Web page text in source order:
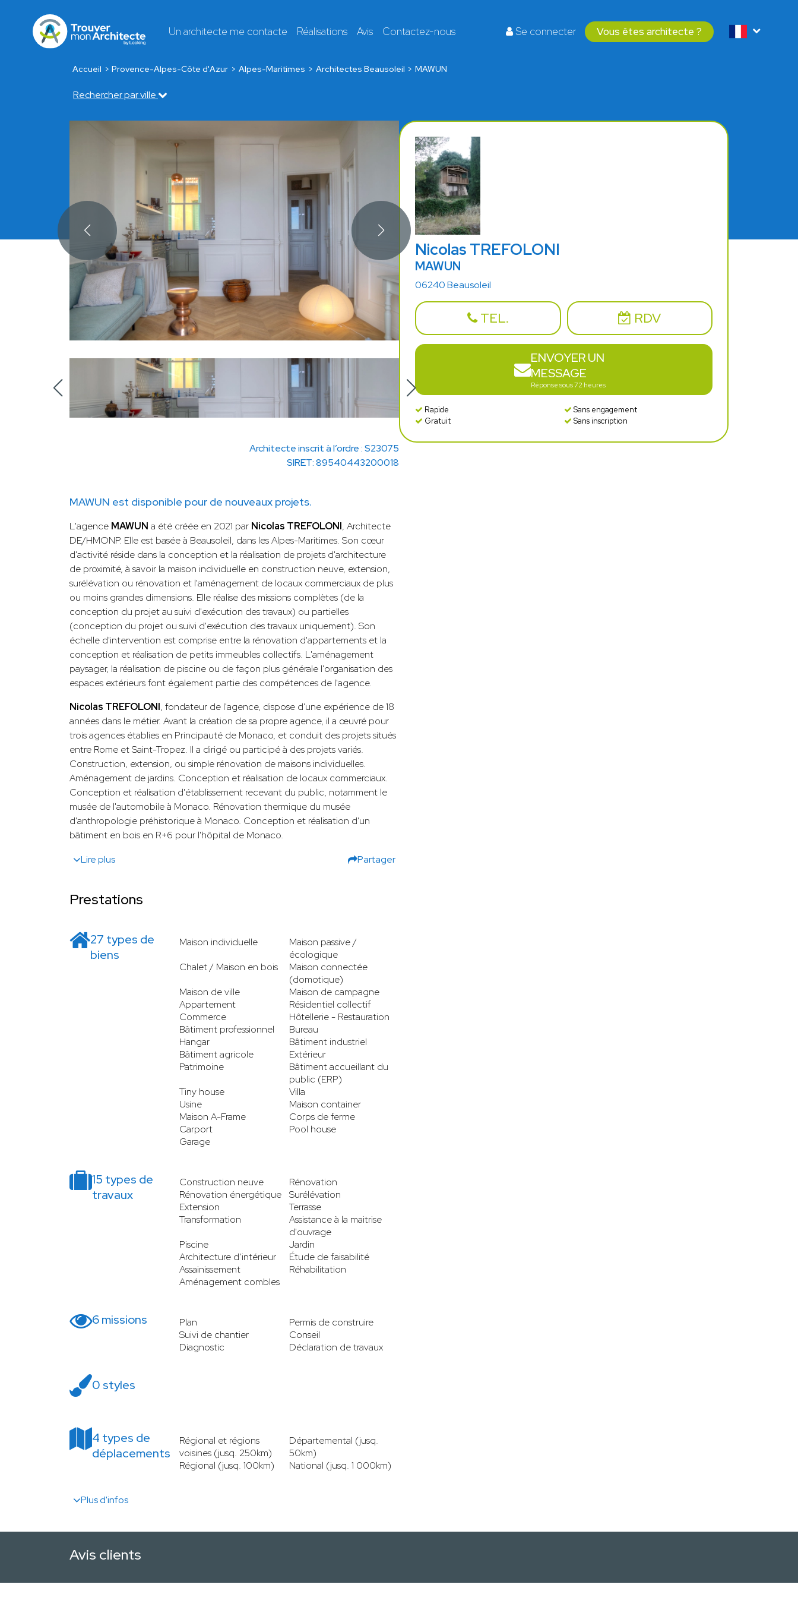
Un architecte me contacte Réalisations Avis Contactez-nous Se connecter Vous êtes architecte ?
Accueil Provence-Alpes-Côte d'Azur Alpes-Maritimes Architectes Beausoleil MAWUN
Rechercher par ville
Architecte inscrit à l’ordre : S23075
SIRET: 89540443200018
MAWUN est disponible pour de nouveaux projets.
L'agence MAWUN a été créée en 2021 par Nicolas TREFOLONI, Architecte
DE/HMONP. Elle est basée à Beausoleil, dans les Alpes-Maritimes. Son cœur
d'activité réside dans la conception et la réalisation de projets d'architecture
de proximité, à savoir la maison individuelle en construction neuve, extension,
surélévation ou rénovation et l'aménagement de locaux commerciaux de plus
ou moins grandes dimensions. Elle réalise des missions complètes (de la
conception du projet au suivi d'exécution des travaux) ou partielles
(conception du projet ou suivi d'exécution des travaux uniquement). Son
échelle d'intervention est comprise entre la rénovation d'appartements et la
conception et réalisation de petits immeubles collectifs. L'aménagement
paysager, la réalisation de piscine ou de façon plus générale l'organisation des
espaces extérieurs font également partie des compétences de l'agence.
Nicolas TREFOLONI, fondateur de l'agence, dispose d'une expérience de 18
années dans le métier. Avant la création de sa propre agence, il a œuvré pour
trois agences établies en Principauté de Monaco, et conduit des projets situés
entre Rome et Saint-Tropez. Il a dirigé ou participé à des projets variés.
Construction, extension, ou simple rénovation de maisons individuelles.
Aménagement de jardins. Conception et réalisation de locaux commerciaux.
Conception et réalisation d'établissement recevant du public, notamment le
musée de l'automobile à Monaco. Rénovation thermique du musée
d'anthropologie préhistorique à Monaco. Conception et réalisation d'un
bâtiment en bois en R+6 pour l'hôpital de Monaco.
Lire plus
Partager
Prestations
27 types de
biens
Maison individuelle
Maison passive /
écologique
Chalet / Maison en bois
Maison connectée
(domotique)
Maison de ville
Maison de campagne
Appartement
Résidentiel collectif
Commerce
Hôtellerie - Restauration
Bâtiment professionnel
Bureau
Hangar
Bâtiment industriel
Bâtiment agricole
Extérieur
Patrimoine
Bâtiment accueillant du
public (ERP)
Tiny house
Villa
Usine
Maison container
Maison A-Frame
Corps de ferme
Carport
Pool house
Garage
15 types de
travaux
Construction neuve
Rénovation
Rénovation énergétique
Surélévation
Extension
Terrasse
Transformation
Assistance à la maitrise
d'ouvrage
Piscine
Jardin
Architecture d’intérieur
Étude de faisabilité
Assainissement
Réhabilitation
Aménagement combles
6 missions Plan
Permis de construire
Suivi de chantier
Conseil
Diagnostic
Déclaration de travaux
0 styles
4 types de
déplacements
Régional et régions
voisines (jusq. 250km)
Départemental (jusq.
50km)
Régional (jusq. 100km)
National (jusq. 1 000km)
Plus d'infos
Avis clients
Nicolas TREFOLONI
MAWUN
06240 Beausoleil
TEL. RDV
ENVOYER UN
MESSAGE
Réponse sous 72 heures
Rapide
Sans engagement
Gratuit
Sans inscription